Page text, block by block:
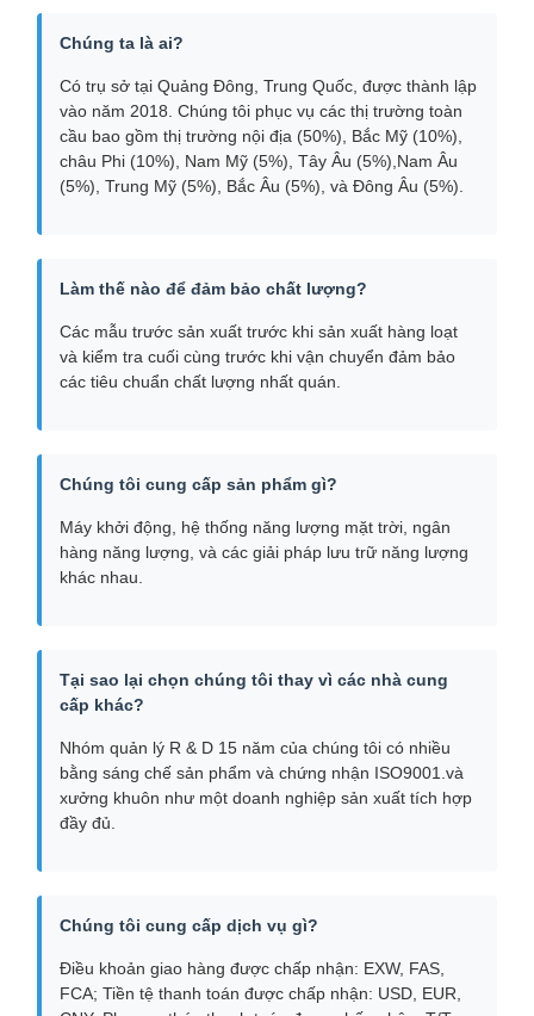
Chúng ta là ai?
Có trụ sở tại Quảng Đông, Trung Quốc, được thành lập
vào năm 2018. Chúng tôi phục vụ các thị trường toàn
cầu bao gồm thị trường nội địa (50%), Bắc Mỹ (10%),
châu Phi (10%), Nam Mỹ (5%), Tây Âu (5%),Nam Âu
(5%), Trung Mỹ (5%), Bắc Âu (5%), và Đông Âu (5%).
Làm thế nào để đảm bảo chất lượng?
Các mẫu trước sản xuất trước khi sản xuất hàng loạt
và kiểm tra cuối cùng trước khi vận chuyển đảm bảo
các tiêu chuẩn chất lượng nhất quán.
Chúng tôi cung cấp sản phẩm gì?
Máy khởi động, hệ thống năng lượng mặt trời, ngân
hàng năng lượng, và các giải pháp lưu trữ năng lượng
khác nhau.
Tại sao lại chọn chúng tôi thay vì các nhà cung
cấp khác?
Nhóm quản lý R & D 15 năm của chúng tôi có nhiều
bằng sáng chế sản phẩm và chứng nhận ISO9001.và
xưởng khuôn như một doanh nghiệp sản xuất tích hợp
đầy đủ.
Chúng tôi cung cấp dịch vụ gì?
Điều khoản giao hàng được chấp nhận: EXW, FAS,
FCA; Tiền tệ thanh toán được chấp nhận: USD, EUR,